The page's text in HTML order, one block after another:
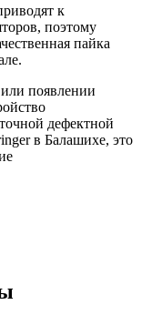
к
поэтому
пайка
появлении
дефектной
в Балашихе, это